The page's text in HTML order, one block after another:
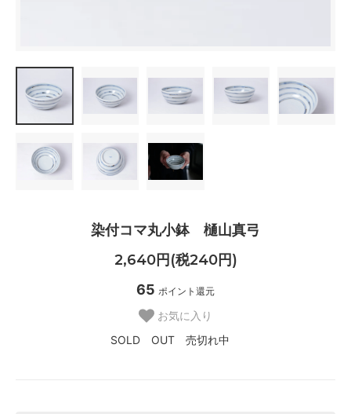
染付コマ丸小鉢 樋山真弓
2,640円(税240円)
65 ポイント還元
お気に入り
SOLD OUT 売切れ中